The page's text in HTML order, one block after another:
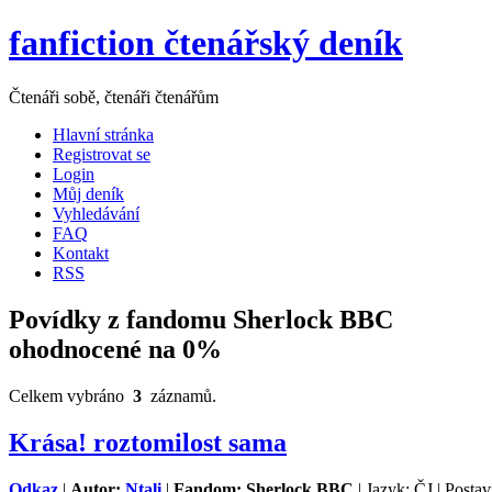
fanfiction čtenářský deník
Čtenáři sobě, čtenáři čtenářům
Hlavní stránka
Registrovat se
Login
Můj deník
Vyhledávání
FAQ
Kontakt
RSS
Povídky z fandomu Sherlock BBC
ohodnocené na 0%
Celkem vybráno 3 záznamů.
Krása! roztomilost sama